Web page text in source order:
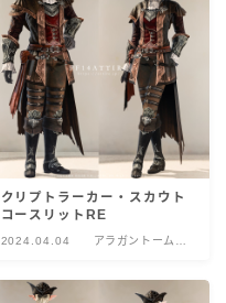
クリプトラーカー・スカウト
コースリットRE
2024.04.04
アラガントームス